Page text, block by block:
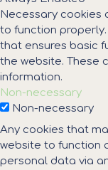
Necessary cookies
to function
that ensures basic
the website. These
information.
Non-necessary
Non-necessary
Any cookies that
website to function
personal data via